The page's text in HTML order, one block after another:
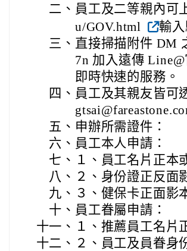
二、 員工及二等親內可
u/GOV.html
輸
三、 直接掃描附件 DM
7n 加入遠傳
即時快速的服務。
四、 員工及其親友皆可
五、 申辦所需證件：
六、 員工本人申請：
七、 １、員工名片正本
八、 ２、身份證正反面
九、 ３、健保卡正面影
十、 員工眷屬申請：
十一、 １、推薦員工名片
十二、 ２、員工及員眷身